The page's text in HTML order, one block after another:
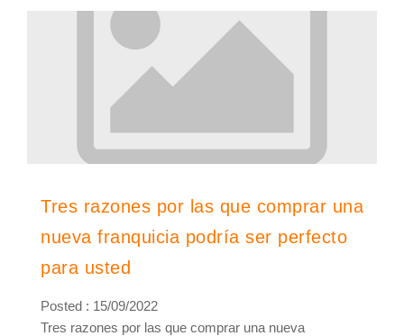
Tres razones por las que comprar una
nueva franquicia podría ser perfecto
para usted
Posted : 15/09/2022
Tres razones por las que comprar una nueva